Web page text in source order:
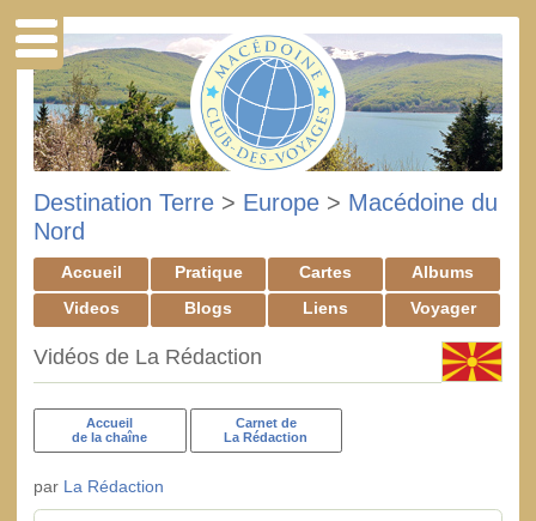
Destination Terre > Europe > Macédoine du
Nord
Accueil Pratique Cartes
Albums
Videos
Blogs Liens Voyager
Vidéos de La Rédaction
Accueil
de la chaîne
Carnet de
La Rédaction
par La Rédaction